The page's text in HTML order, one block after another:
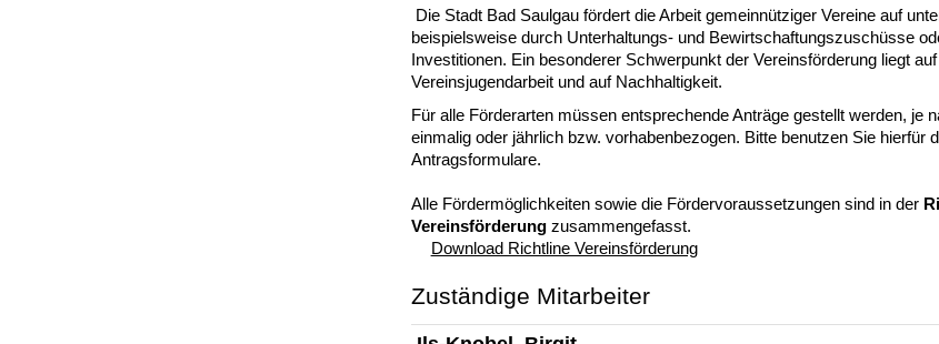
Die Stadt Bad Saulgau fördert die Arbeit gemeinnütziger Vereine auf
beispielsweise durch Unterhaltungs- und Bewirtschaftungszuschüsse
Investitionen. Ein besonderer Schwerpunkt der Vereinsförderung liegt
Vereinsjugendarbeit und auf Nachhaltigkeit.
Für alle Förderarten müssen entsprechende Anträge gestellt werden, je
einmalig oder jährlich bzw. vorhabenbezogen. Bitte benutzen Sie hierfür
Antragsformulare.
Alle Fördermöglichkeiten sowie die Fördervoraussetzungen sind in der
Vereinsförderung zusammengefasst.
Download Richtline Vereinsförderung
Zuständige Mitarbeiter